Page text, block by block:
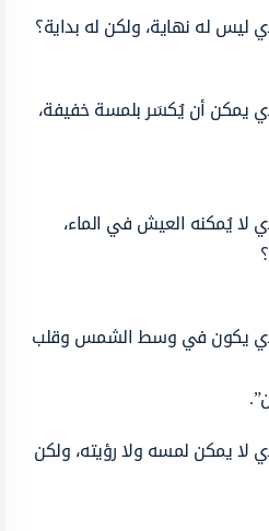
ليس له نهاية، ولكن له بداية؟
يمكن أن يُكسَر بلمسة خفيفة،
لا يُمكنه العيش في الماء،
يكون في وسط الشمس وقلب
لا يمكن لمسه ولا رؤيته، ولكن